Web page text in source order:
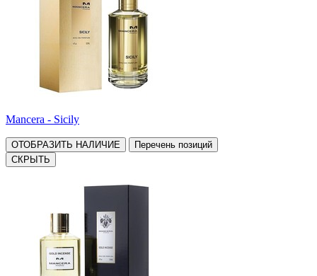
Mancera - Sicily
ОТОБРАЗИТЬ НАЛИЧИЕ
Перечень позиций
СКРЫТЬ